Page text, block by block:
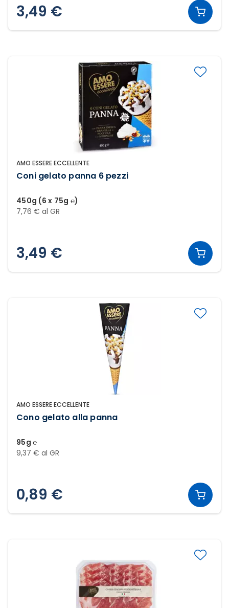
3,49 €
AMO ESSERE ECCELLENTE
Coni gelato panna 6 pezzi
450g (6 x 75g ℮)
7,76 € al GR
3,49 €
AMO ESSERE ECCELLENTE
Cono gelato alla panna
95g ℮
9,37 € al GR
0,89 €